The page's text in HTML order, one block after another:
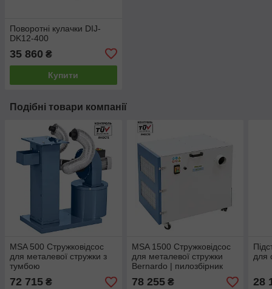
Поворотні кулачки DIJ-
DK12-400
35 860 ₴
Купити
Подібні товари компанії
MSA 500 Стружковідсос
для металевої стружки з
тумбою
72 715 ₴
MSA 1500 Стружковідсос
для металевої стружки
Bernardo | пилозбірник
для металу
78 255₴
для
28